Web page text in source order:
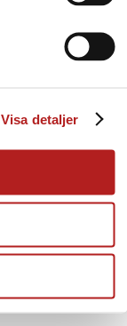
Visa detaljer